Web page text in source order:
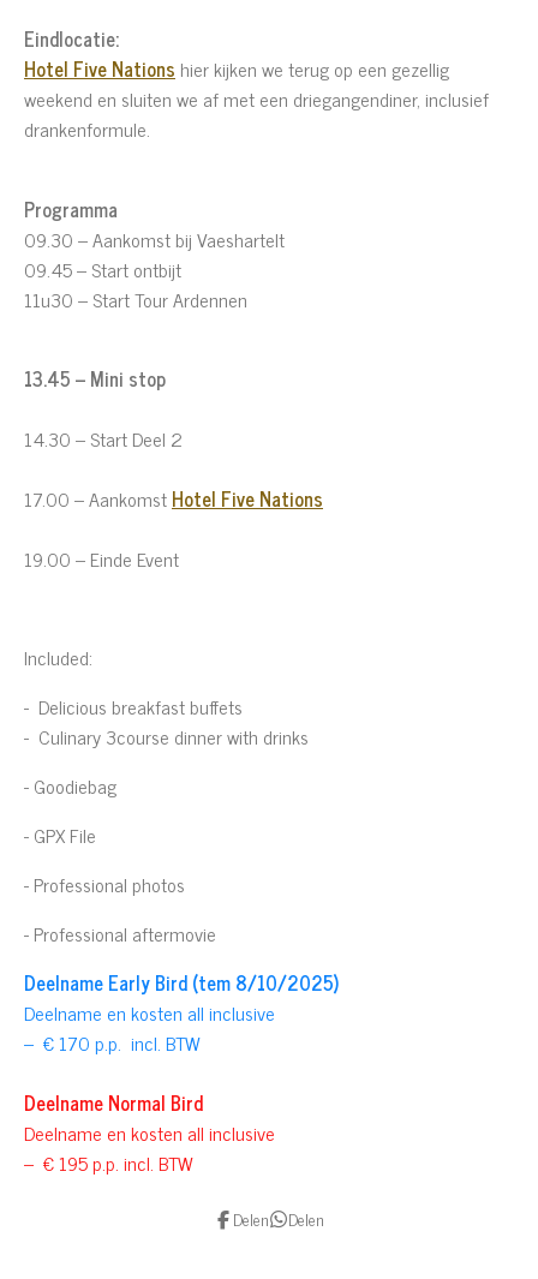
Eindlocatie:
Hotel Five Nations hier kijken we terug op een gezellig
weekend en sluiten we af met een driegangendiner, inclusief
drankenformule.
Programma
09.30 – Aankomst bij Vaeshartelt
09.45 – Start ontbijt
11u30 – Start Tour Ardennen
13.45 – Mini stop
14.30 – Start Deel 2
17.00 – AankomstHotel Five Nations
19.00 – Einde Event
Included:
- Delicious breakfast buffets
- Culinary 3course dinnerwith drinks
- Goodiebag
- GPX File
- Professional photos
- Professional aftermovie
Deelname Early Bird (tem 8/10/2025)
Deelname en kosten all inclusive
– € 170 p.p. incl. BTW
Deelname Normal Bird
Deelname en kosten all inclusive
– € 195 p.p. incl. BTW
Delen Delen